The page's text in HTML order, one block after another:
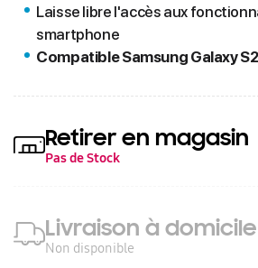
Laisse libre l'accès aux
smartphone
Compatible Samsung Galaxy
Retirer en magasin
Pas de Stock
Livraison à domicile
Non disponible